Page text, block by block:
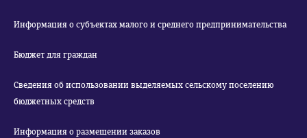
Информация о субъектах малого и среднего предпринимательства
Бюджет для граждан
Сведения об использовании выделяемых сельскому поселению
бюджетных средств
Информация о размещении заказов